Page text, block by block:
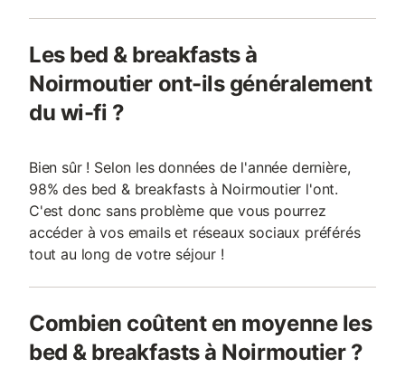
Les bed & breakfasts à
Noirmoutier ont-ils généralement
du wi-fi ?
Bien sûr ! Selon les données de l'année dernière,
98% des bed & breakfasts à Noirmoutier l'ont.
C'est donc sans problème que vous pourrez
accéder à vos emails et réseaux sociaux préférés
tout au long de votre séjour !
Combien coûtent en moyenne les
bed & breakfasts à Noirmoutier ?